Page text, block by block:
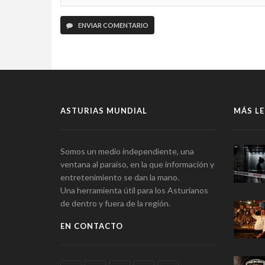
ENVIAR COMENTARIO
ASTURIAS MUNDIAL
Somos un medio independiente, una
ventana al paraíso, en la que información y
entretenimiento se dan la mano.
Una herramienta útil para los Asturianos
de dentro y fuera de la región.
EN CONTACTO
MÁS